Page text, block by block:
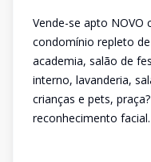
Vende-se apto
condomínio repleto
academia, salão de
interno, lavanderia,
crianças e pets,
reconhecimento facial.